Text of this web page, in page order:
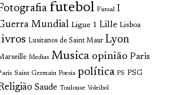
futebol Futsal I
Mundial Ligue 1 Lille Lisboa
Lusitanos de Saint Maur Lyon
Medias Musica opinião Paris
Saint Germain Poesia política PS PSG
Saude Toulouse Voleibol